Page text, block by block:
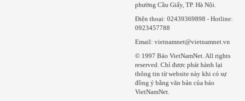
phường Cầu Giấy, TP. Hà Nội.
Điện thoại:02439369898 - Hotline:
0923457788
Email: vietnamnet@vietnamnet.vn
© 1997 Báo VietNamNet. All rights
reserved. Chỉ được phát hành lại
thông tin từ website này khi có sự
đồng ý bằng văn bản của báo
VietNamNet.